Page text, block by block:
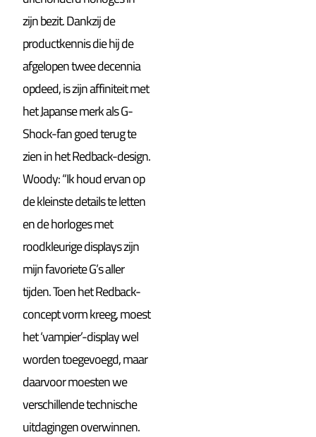
zijn bezit. Dankzij de
productkennis die hij de
afgelopen twee decennia
opdeed, is zijn affiniteit met
het Japanse merk als G-
Shock-fan goed terug te
zien in het Redback-design.
Woody: “Ik houd ervan op
de kleinste details te letten
en de horloges met
roodkleurige displays zijn
mijn favoriete G’s aller
tijden. Toen het Redback-
concept vorm kreeg, moest
het ‘vampier’-display wel
worden toegevoegd, maar
daarvoor moesten we
verschillende technische
uitdagingen overwinnen.